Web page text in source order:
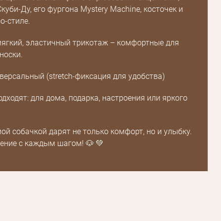
Ду, его фургона Mystery Machine, косточек и
стиле.
эластичный трикотаж – комфортные для
(stretch-фиксация для удобства)
для дома, подарка, настроения или яркого
собачкой дарят не только комфорт, но и улыбку.
с каждым шагом! 🐶 💚